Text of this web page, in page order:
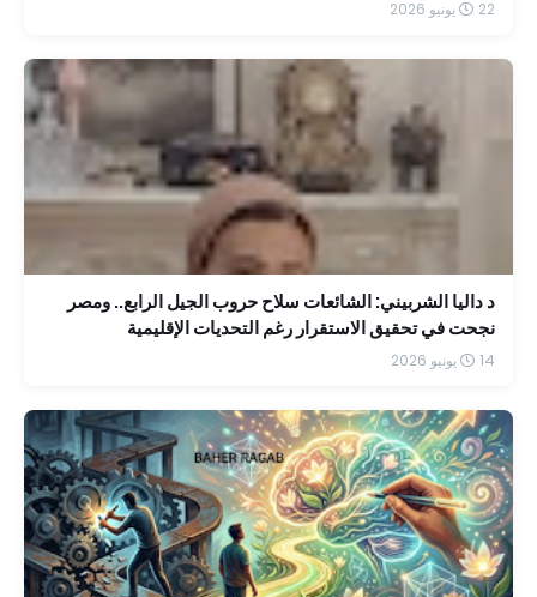
22 يونيو 2026
د داليا الشربيني: الشائعات سلاح حروب الجيل الرابع.. ومصر
نجحت في تحقيق الاستقرار رغم التحديات الإقليمية
14 يونيو 2026